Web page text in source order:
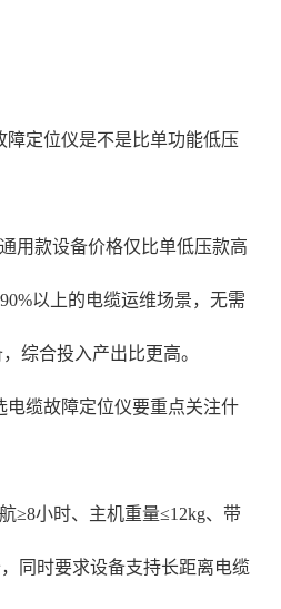
障定位仪是不是比单功能低压
用款设备价格仅比单低压款高
以上的电缆运维场景，无需
综合投入产出比更高。
电缆故障定位仪要重点关注什
≥8小时、主机重量≤12kg、带
同时要求设备支持长距离电缆